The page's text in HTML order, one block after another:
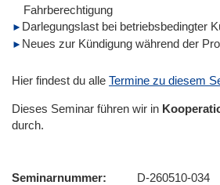
Fahrberechtigung
Darlegungslast bei betriebsbedingter
Neues zur Kündigung während der
Hier findest du alle Termine zu diesem
Dieses Seminar führen wir in
durch.
Seminarnummer
D-260510-034